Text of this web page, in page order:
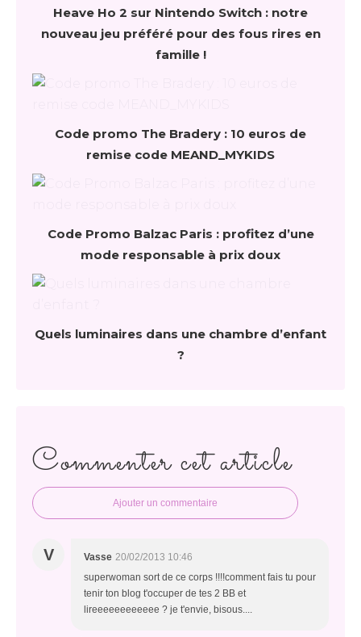
Heave Ho 2 sur Nintendo Switch : notre
nouveau jeu préféré pour des fous rires en
famille !
Code promo The Bradery : 10 euros de
remise code MEAND_MYKIDS
Code Promo Balzac Paris : profitez d’une
mode responsable à prix doux
Quels luminaires dans une chambre d’enfant
?
Commenter cet article
Ajouter un commentaire
V Vasse 20/02/2013 10:46
superwoman sort de ce corps !!!!comment fais tu pour
tenir ton blog t'occuper de tes 2 BB et
lireeeeeeeeeeee ? je t'envie, bisous....